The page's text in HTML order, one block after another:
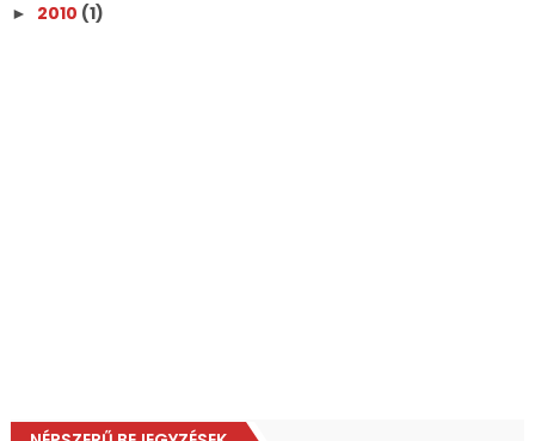
► 2010 (1)